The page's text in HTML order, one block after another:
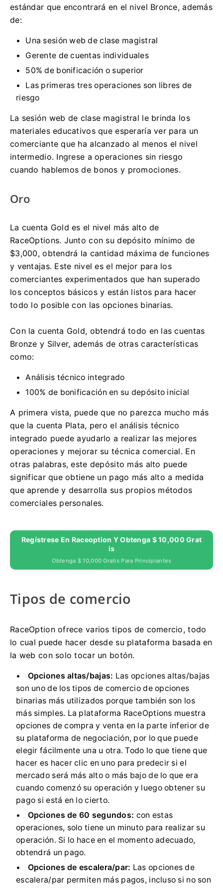
estándar que encontrará en el nivel Bronce, además
de:
Una sesión web de clase magistral
Gerente de cuentas individuales
50% de bonificación o superior
Las primeras tres operaciones son libres de
riesgo
La sesión web de clase magistral le brinda los
materiales educativos que esperaría ver para un
comerciante que ha alcanzado al menos el nivel
intermedio. Ingrese a operaciones sin riesgo
cuando hablemos de bonos y promociones.
Oro
La cuenta Gold es el nivel más alto de
RaceOptions. Junto con su depósito mínimo de
$3,000, obtendrá la cantidad máxima de funciones
y ventajas. Este nivel es el mejor para los
comerciantes experimentados que han superado
los conceptos básicos y están listos para hacer
todo lo posible con las opciones binarias.
Con la cuenta Gold, obtendrá todo en las cuentas
Bronze y Silver, además de otras características
como:
Análisis técnico integrado
100% de bonificación en su depósito inicial
A primera vista, puede que no parezca mucho más
que la cuenta Plata, pero el análisis técnico
integrado puede ayudarlo a realizar las mejores
operaciones y mejorar su técnica comercial. En
otras palabras, este depósito más alto puede
significar que obtiene un pago más alto a medida
que aprende y desarrolla sus propios métodos
comerciales personales.
Regístrese En Raceoption Y Obtenga $ 10,000 Grat
Is
Obtenga $ 10,000 Gratis Para Principiantes
Tipos de comercio
RaceOption ofrece varios tipos de comercio, todo
lo cual puede hacer desde su plataforma basada en
la web con solo tocar un botón.
Opciones altas/bajas: Las opciones altas/bajas
son uno de los tipos de comercio de opciones
binarias más utilizados porque también son los
más simples. La plataforma RaceOptions muestra
opciones de compra y venta en la parte inferior de
su plataforma de negociación, por lo que puede
elegir fácilmente una u otra.Todo lo que tiene que
hacer es hacer clic en uno para predecir si el
mercado será más alto o más bajo de lo que era
cuando comenzó su operación y luego obtener su
pago si está en lo cierto.
Opciones de 60 segundos: con estas
operaciones, solo tiene un minuto para realizar su
operación. Si lo hace en el momento adecuado,
obtendrá un pago.
Opciones de escalera/par: Las opciones de
escalera/par permiten más pagos, incluso si no son